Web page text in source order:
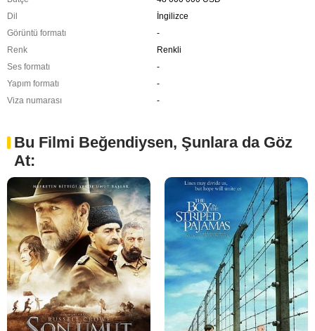
Dil
İngilizce
Görüntü formatı
-
Renk
Renkli
Ses formatı
-
Yapım formatı
-
Viza numarası
-
Bu Filmi Beğendiysen, Şunlara da Göz
At: